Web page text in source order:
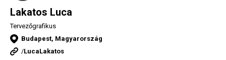
Lakatos Luca
Tervezőgrafikus
Budapest, Magyarország
/LucaLakatos